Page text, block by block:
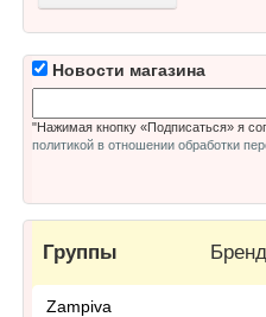
Новости магазина
"Нажимая кнопку «Подписаться» я
политикой в отношении обработки
Группы
Zampiva